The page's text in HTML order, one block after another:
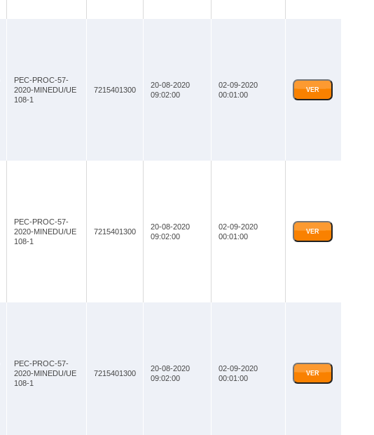
PEC-PROC-57-
2020-MINEDU/UE
108-1
7215401300
20-08-2020
09:02:00
02-09-2020
00:01:00
VER
PEC-PROC-57-
2020-MINEDU/UE
108-1
7215401300
20-08-2020
09:02:00
02-09-2020
00:01:00
VER
PEC-PROC-57-
2020-MINEDU/UE
108-1
7215401300
20-08-2020
09:02:00
02-09-2020
00:01:00
VER